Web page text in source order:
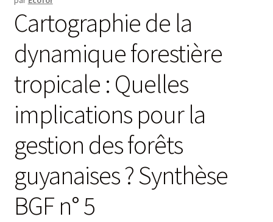
Contact
Cartographie de la
dynamique forestière
tropicale : Quelles
implications pour la
gestion des forêts
guyanaises ? Synthèse
BGF n° 5